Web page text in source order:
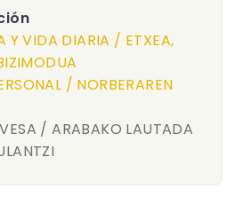
Y VIDA DIARIA / ETXEA,
/ NORBERAREN
/ ARABAKO LAUTADA